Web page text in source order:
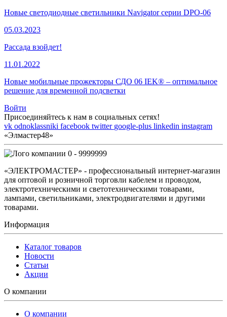
Новые светодиодные светильники Navigator серии DPO-06
05.03.2023
Рассада взойдет!
11.01.2022
Новые мобильные прожекторы СДО 06 IEK® – оптимальное
решение для временной подсветки
Войти
Присоединяйтесь к нам в социальных сетях!
vk odnoklassniki facebook twitter google-plus linkedin instagram
«Элмастер48»
0 - 9999999
«ЭЛЕКТРОМАСТЕР» - профессиональный интернет-магазин
для оптовой и розничной торговли кабелем и проводом,
электротехническими и светотехническими товарами,
лампами, светильниками, электродвигателями и другими
товарами.
Информация
Каталог товаров
Новости
Статьи
Акции
О компании
О компании